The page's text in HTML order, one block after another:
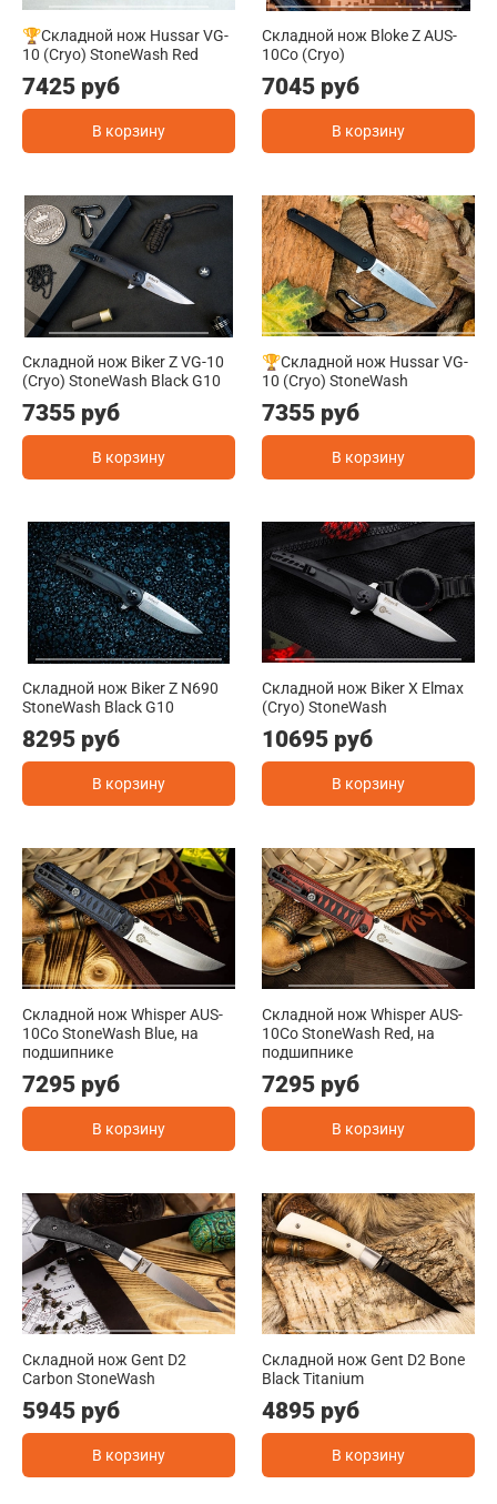
🏆Складной нож Hussar VG-
10 (Cryo) StoneWash Red
7425 руб
В корзину
Складной нож Bloke Z AUS-
10Co (Cryo)
7045 руб
В корзину
Складной нож Biker Z VG-10
(Cryo) StoneWash Black G10
7355 руб
В корзину
🏆Складной нож Hussar VG-
10 (Cryo) StoneWash
7355 руб
В корзину
Складной нож Biker Z N690
StoneWash Black G10
8295 руб
В корзину
Складной нож Biker X Elmax
(Cryo) StoneWash
10695 руб
В корзину
Складной нож Whisper AUS-
10Co StoneWash Blue, на
подшипнике
7295 руб
В корзину
Складной нож Whisper AUS-
10Co StoneWash Red, на
подшипнике
7295 руб
В корзину
Складной нож Gent D2
Carbon StoneWash
5945 руб
В корзину
Складной нож Gent D2 Bone
Black Titanium
4895 руб
В корзину